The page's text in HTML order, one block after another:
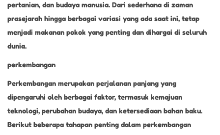
pertanian, dan budaya manusia. Dari sederhana di zaman
prasejarah hingga berbagai variasi yang ada saat ini, tetap
menjadi makanan pokok yang penting dan dihargai di seluruh
dunia.
perkembangan
Perkembangan merupakan perjalanan panjang yang
dipengaruhi oleh berbagai faktor, termasuk kemajuan
teknologi, perubahan budaya, dan ketersediaan bahan baku.
Berikut beberapa tahapan penting dalam perkembangan